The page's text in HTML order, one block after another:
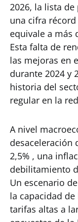
2026, la lista
una cifra
equivale a más
Esta falta de
las mejoras en
durante 2024 y
historia del
regular en la
A nivel
desaceleración
2,5% , una
debilitamiento
Un escenario
la capacidad
tarifas altas a